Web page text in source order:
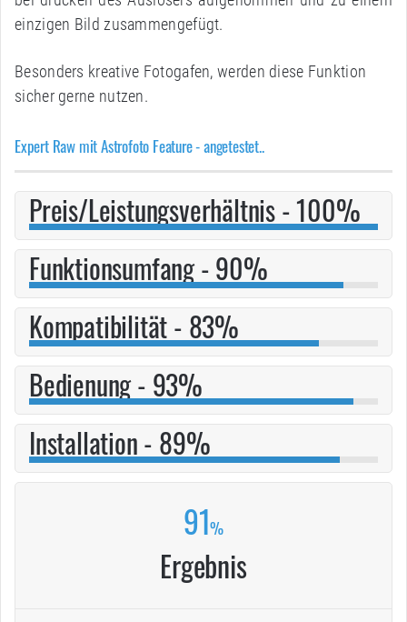
einzigen Bild zusammengefügt.
Besonders kreative Fotogafen, werden diese Funktion
sicher gerne nutzen.
Expert Raw mit Astrofoto Feature - angetestet..
Preis/Leistungsverhältnis - 100%
Funktionsumfang - 90%
Kompatibilität - 83%
Bedienung - 93%
Installation - 89%
91%
Ergebnis